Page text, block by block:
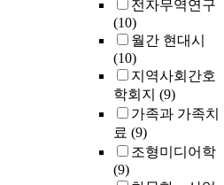
전자무역연구
(10)
월간 현대시
(10)
지역사회간호
학회지 (9)
가족과 가족치
료 (9)
조형미디어학
(9)